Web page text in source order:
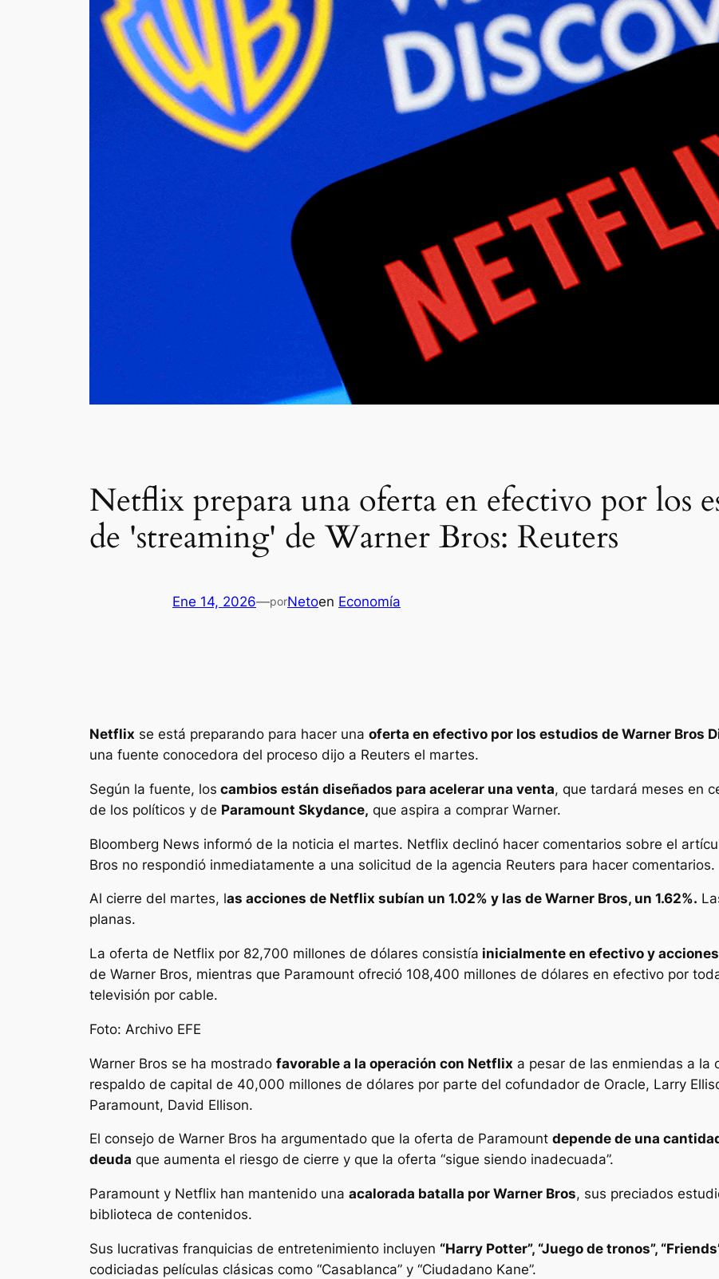
Netflix prepara una oferta en efectivo por los
de 'streaming' de Warner Bros: Reuters
Ene 14, 2026—porNetoen Economía
Netflix se está preparando para hacer una oferta en efectivo por los estudios de Warner Bros
una fuente conocedora del proceso dijo a Reuters el martes.
Según la fuente, los cambios están diseñados para acelerar una venta, que tardará meses en
de los políticos y de Paramount Skydance, que aspira a comprar Warner.
Bloomberg News informó de la noticia el martes. Netflix declinó hacer comentarios sobre el
Bros no respondió inmediatamente a una solicitud de la agencia Reuters para hacer comentarios.
Al cierre del martes, las acciones de Netflix subían un 1.02% y las de Warner Bros, un 1.62%.
planas.
La oferta de Netflix por 82,700 millones de dólares consistía inicialmente en efectivo y
de Warner Bros, mientras que Paramount ofreció 108,400 millones de dólares en efectivo por
televisión por cable.
Foto: Archivo EFE
Warner Bros se ha mostrado favorable a la operación con Netflix a pesar de las enmiendas a la
respaldo de capital de 40,000 millones de dólares por parte del cofundador de Oracle, Larry
Paramount, David Ellison.
El consejo de Warner Bros ha argumentado que la oferta de Paramount depende de una
deuda que aumenta el riesgo de cierre y que la oferta “sigue siendo inadecuada”.
Paramount y Netflix han mantenido una acalorada batalla por Warner Bros, sus preciados
biblioteca de contenidos.
Sus lucrativas franquicias de entretenimiento incluyen “Harry Potter”, “Juego de tronos”,
codiciadas películas clásicas como “Casablanca” y “Ciudadano Kane”.